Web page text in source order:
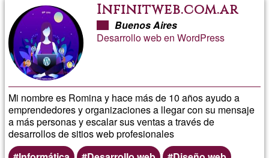
Infinitweb.com.ar
Buenos Aires
Desarrollo web en WordPress
Mi nombre es Romina y hace más de 10 años ayudo a
emprendedores y organizaciones a llegar con su mensaje
a más personas y escalar sus ventas a través de
desarrollos de sitios web profesionales